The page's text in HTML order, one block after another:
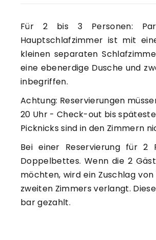
Für 2 bis 3 Personen:
Hauptschlafzimmer ist mit
kleinen separaten
eine ebenerdige Dusche und
inbegriffen.
Achtung: Reservierungen
20 Uhr - Check-out bis
Picknicks sind in den Zimmern
Bei einer Reservierung für 2
Doppelbettes. Wenn die 2
möchten, wird ein Zuschlag
zweiten Zimmers verlangt.
bar gezahlt.